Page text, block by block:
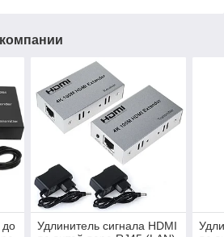
до
Удлинитель сигнала HDMI